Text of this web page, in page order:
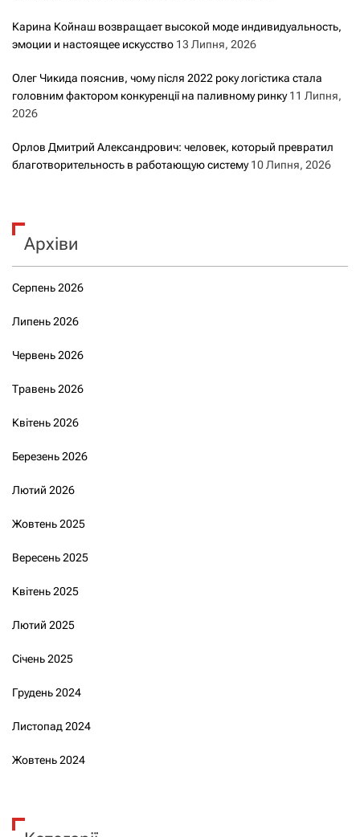
Карина Койнаш возвращает высокой моде индивидуальность,
эмоции и настоящее искусство 13 Липня, 2026
Олег Чикида пояснив, чому після 2022 року логістика стала
головним фактором конкуренції на паливному ринку 11 Липня,
2026
Орлов Дмитрий Александрович: человек, который превратил
благотворительность в работающую систему 10 Липня, 2026
Архіви
Серпень 2026
Липень 2026
Червень 2026
Травень 2026
Квітень 2026
Березень 2026
Лютий 2026
Жовтень 2025
Вересень 2025
Квітень 2025
Лютий 2025
Січень 2025
Грудень 2024
Листопад 2024
Жовтень 2024